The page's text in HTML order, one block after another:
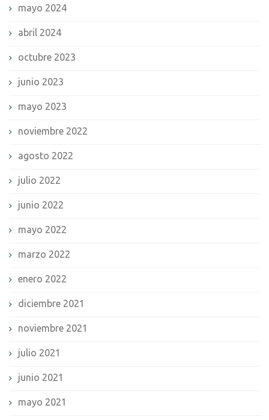
mayo 2024
abril 2024
octubre 2023
junio 2023
mayo 2023
noviembre 2022
agosto 2022
julio 2022
junio 2022
mayo 2022
marzo 2022
enero 2022
diciembre 2021
noviembre 2021
julio 2021
junio 2021
mayo 2021